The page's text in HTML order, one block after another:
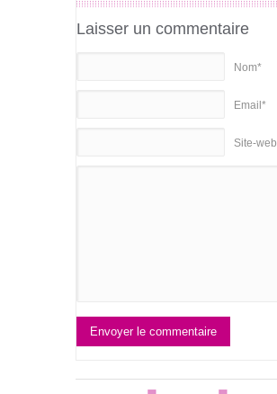
Laisser un commentaire
Nom*
Email*
Site-web
Envoyer le commentaire